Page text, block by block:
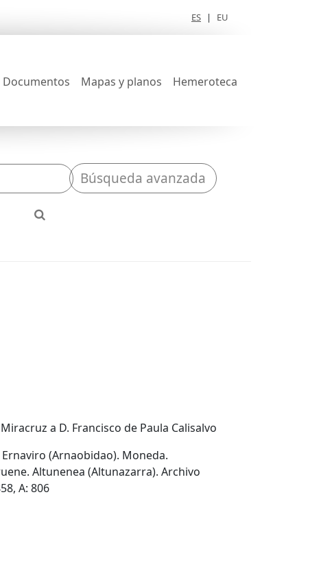
ES | EU
Documentos Mapas y planos Hemeroteca
Búsqueda avanzada
a D. Francisco de Paula Calisalvo
(Arnaobidao). Moneda.
Altunenea (Altunazarra). Archivo
A: 806